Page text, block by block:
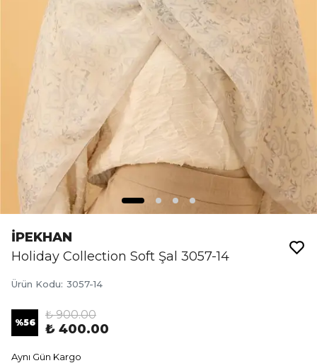
İPEKHAN
Holiday Collection Soft Şal 3057-14
Ürün Kodu: 3057-14
%56
₺ 900.00
₺ 400.00
Aynı Gün Kargo